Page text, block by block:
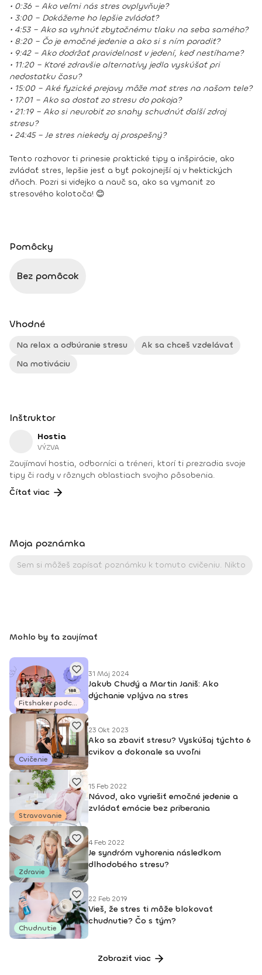
• 0:36 – Ako veľmi nás stres ovplyvňuje?
• 3:00 – Dokážeme ho lepšie zvládať?
• 4:53 – Ako sa vyhnúť zbytočnému tlaku na seba samého?
• 8:20 – Čo je emočné jedenie a ako si s ním poradiť?
• 9:42 – Ako dodržať pravidelnosť v jedení, keď nestíhame?
• 11:20 – Ktoré zdravšie alternatívy jedla vyskúšať pri
nedostatku času?
• 15:00 – Aké fyzické prejavy môže mať stres na našom tele?
• 17:01 – Ako sa dostať zo stresu do pokoja?
• 21:19 – Ako si neurobiť zo snahy schudnúť ďalší zdroj
stresu?
• 24:45 – Je stres niekedy aj prospešný?
Tento rozhovor ti prinesie praktické tipy a inšpirácie, ako
zvládať stres, lepšie jesť a byť pokojnejší aj v hektických
dňoch. Pozri si videjko a nauč sa, ako sa vymaniť zo
stresového kolotoča! 😊
Pomôcky
Bez pomôcok
Vhodné
Na relax a odbúranie stresu
Ak sa chceš vzdelávať
Na motiváciu
Inštruktor
Hostia
VÝZVA
Zaujímaví hostia, odborníci a tréneri, ktorí ti prezradia svoje
tipy či rady v rôznych oblastiach svojho pôsobenia.
Čítať viac
Moja poznámka
Mohlo by ťa zaujímať
Fitshaker podcasty
31 Máj 2024
Jakub Chudý a Martin Janiš: Ako
dýchanie vplýva na stres
Cvičenie
23 Okt 2023
Ako sa zbaviť stresu? Vyskúšaj týchto 6
cvikov a dokonale sa uvoľni
Stravovanie
15 Feb 2022
Návod, ako vyriešiť emočné jedenie a
zvládať emócie bez priberania
Zdravie
4 Feb 2022
Je syndróm vyhorenia následkom
dlhodobého stresu?
Chudnutie
22 Feb 2019
Vieš, že stres ti môže blokovať
chudnutie? Čo s tým?
Zobraziť viac